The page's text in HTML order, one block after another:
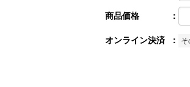
商品価格 ：
オンライン決済 ： そ